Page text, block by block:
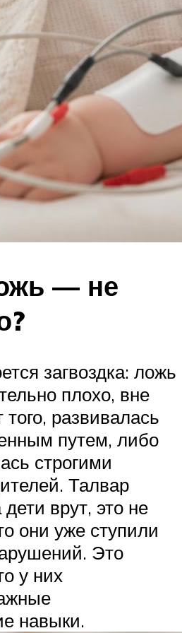
— не
загвоздка: ложь
плохо, вне
развивалась
путем, либо
строгими
Талвар
дети врут, это не
они уже ступили
Это
у них
навыки.